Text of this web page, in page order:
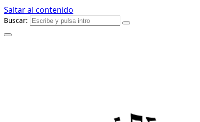
Saltar al contenido
Buscar: